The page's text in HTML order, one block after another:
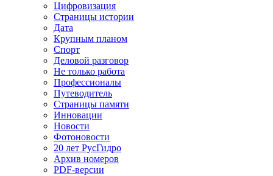
Цифровизация
Страницы истории
Дата
Крупным планом
Спорт
Деловой разговор
Не только работа
Профессионалы
Путеводитель
Страницы памяти
Инновации
Новости
Фотоновости
20 лет РусГидро
Архив номеров
PDF-версии